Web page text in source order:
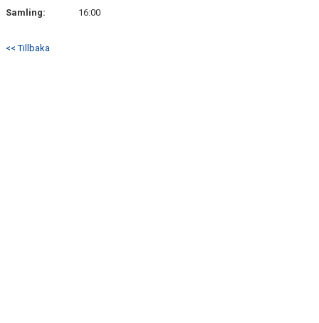
BÖRJA SPELA HANDBOLL MED DAMLAGET
Samling:
16:00
<< Tillbaka